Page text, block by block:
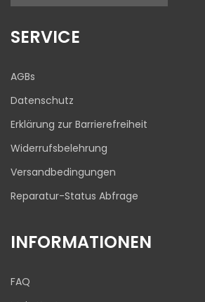
Bewertungen von
1
anderen Quelle
SERVICE
AGBs
Datenschutz
Erklärung zur Barrierefreiheit
Widerrufsbelehrung
Versandbedingungen
Reparatur-Status Abfrage
INFORMATIONEN
FAQ